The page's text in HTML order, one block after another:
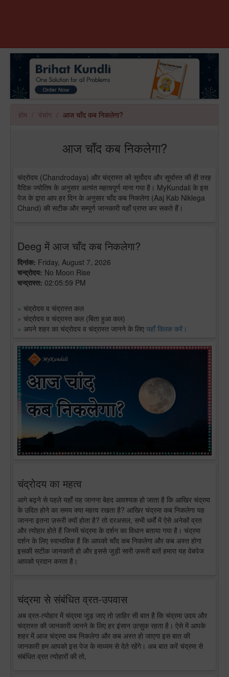
होम पंचांग आज चाँद कब निकलेगा?
आज चाँद कब निकलेगा?
चंद्रोदय (Chandrodaya) और चंद्रास्त को सूर्योदय और सूर्यास्त की ही तरह
वैदिक ज्योतिष के अनुसार अत्यंत महत्वपूर्ण माना गया है। MyKundali के इस
पेज के द्वारा आप हर दिन के अनुसार चाँद कब निकलेगा (Aaj Kab Niklega
Chand) की सटीक और सम्पूर्ण जानकारी यहाँ प्राप्त कर सकते हैं।
Deeg में आज चाँद कब निकलेगा?
दिनांक: Friday, August 7, 2026
चन्द्रोदय: No Moon Rise
चन्द्रास्त: 02:05:59 PM
» चंद्रोदय व चंद्रास्त कल
» चंद्रोदय व चंद्रास्त कल (बिता हुआ कल)
» अपने शहर का चंद्रोदय व चंद्रास्त जानने के लिए यहाँ क्लिक करें।
चंद्रोदय का महत्व
आगे बढ़ने से पहले यहाँ यह जानना बेहद आवश्यक हो जाता है कि आखिर चंद्रमा
के उदित होने का समय क्या महत्व रखता है? आखिर चंद्रमा कब निकलेगा यह
जानना इतना ज़रूरी क्यों होता है? तो दरअसल, सभी धर्मों में ऐसे अनेकों व्रत
और त्योहार होते हैं जिनमें चंद्रमा के दर्शन का विधान बताया गया है। चंद्रमा
दर्शन के लिए स्वाभाविक है कि आपको चाँद कब निकलेगा और कब अस्त होगा
इसकी सटीक जानकारी हो और इससे जुड़ी सारी ज़रूरी बातें हमारा यह वेबपेज
आपको प्रदान करता है।
चंद्रमा से संबंधित व्रत-उपवास
अब व्रत-त्योहार में चंद्रमा जुड़ जाए तो ज़ाहिर सी बात है कि चंद्रमा उदय और
चंद्रास्त की जानकारी जानने के लिए हर इंसान उत्सुक रहता है। ऐसे में आपके
शहर में आज चंद्रमा कब निकलेगा और कब अस्त हो जाएगा इस बात की
जानकारी हम आपको इस पेज के माध्यम से देते रहेंगे। अब बात करें चंद्रमा से
संबंधित व्रत त्योहारों की तो,